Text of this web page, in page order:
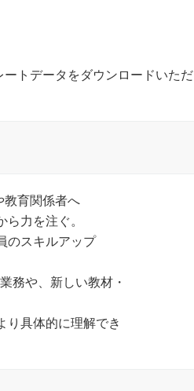
トデータをダウンロードいただ
育関係者へ
力を注ぐ。
のスキルアップ
務や、新しい教材・
具体的に理解でき